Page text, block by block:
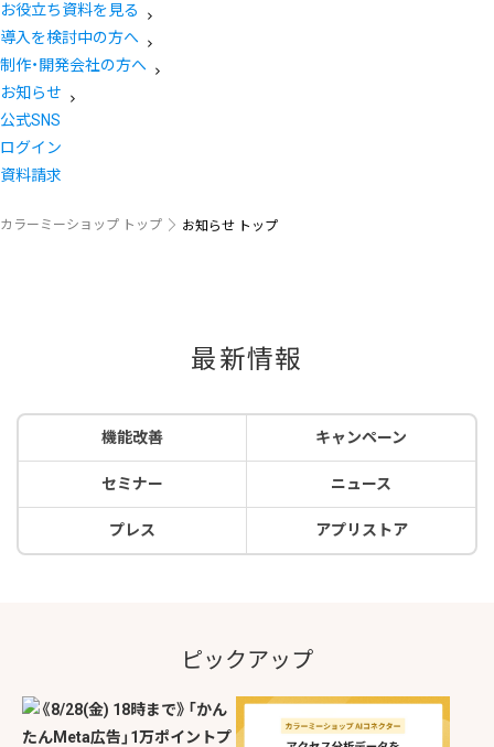
お役立ち資料を見る
導入を検討中の方へ
制作・開発会社の方へ
お知らせ
公式SNS
ログイン
資料請求
カラーミーショップ トップ お知らせ トップ
最新情報
機能改善 キャンペーン
セミナー ニュース
プレス アプリストア
ピックアップ